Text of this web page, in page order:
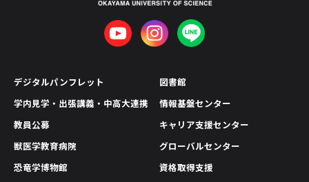
デジタルパンフレット
学内見学・出張講義・中高大連携
教員公募
獣医学教育病院
恐竜学博物館
図書館
情報基盤センター
キャリア支援センター
グローバルセンター
資格取得支援